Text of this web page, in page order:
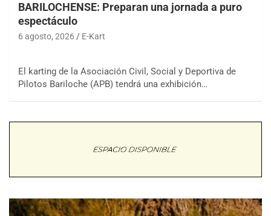
BARILOCHENSE: Preparan una jornada a puro
espectáculo
6 agosto, 2026 E-Kart
El karting de la Asociación Civil, Social y Deportiva de
Pilotos Bariloche (APB) tendrá una exhibición…